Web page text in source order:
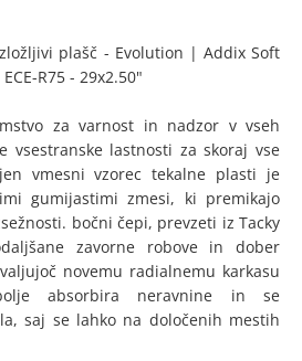
plašč - Evolution | Addix Soft
R75 - 29x2.50"
za varnost in nadzor v vseh
vsestranske lastnosti za skoraj vse
vmesni vzorec tekalne plasti je
gumijastimi zmesi, ki premikajo
bočni čepi, prevzeti iz Tacky
zavorne robove in dober
novemu radialnemu karkasu
absorbira neravnine in se
saj se lahko na določenih mestih